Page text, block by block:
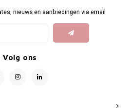
nieuws en aanbiedingen via email
Volg ons